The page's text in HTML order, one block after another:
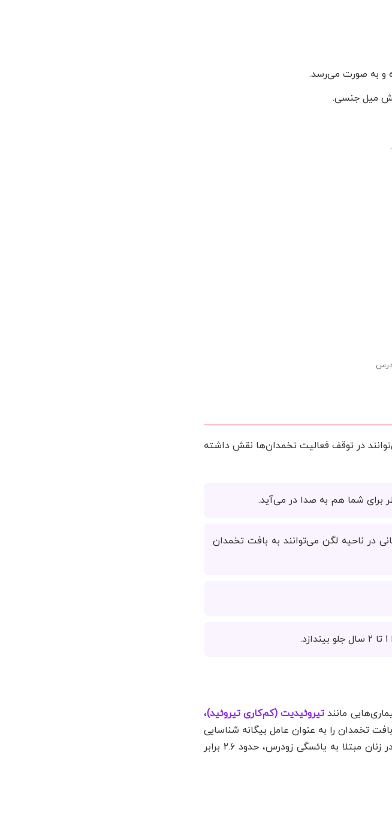
و به صورت می‌رسد.
میل جنسی.
در توقف فعالیت تخمدان‌ها نقش داشته
برای شما هم به صدا در می‌آید.
در ناحیه لگن می‌توانند به بافت تخمدان
مانند تیروئیدیت (کم‌کاری تیروئید)،
تخمدان را به عنوان عامل بیگانه شناسایی
کرده و به آن حمله کند. آمارها نشان می‌دهد خطر ابتلا به بیماری‌های خودایمنی در زنان مبتلا به یائسگی زودرس، حدود ۲.۶ برابر